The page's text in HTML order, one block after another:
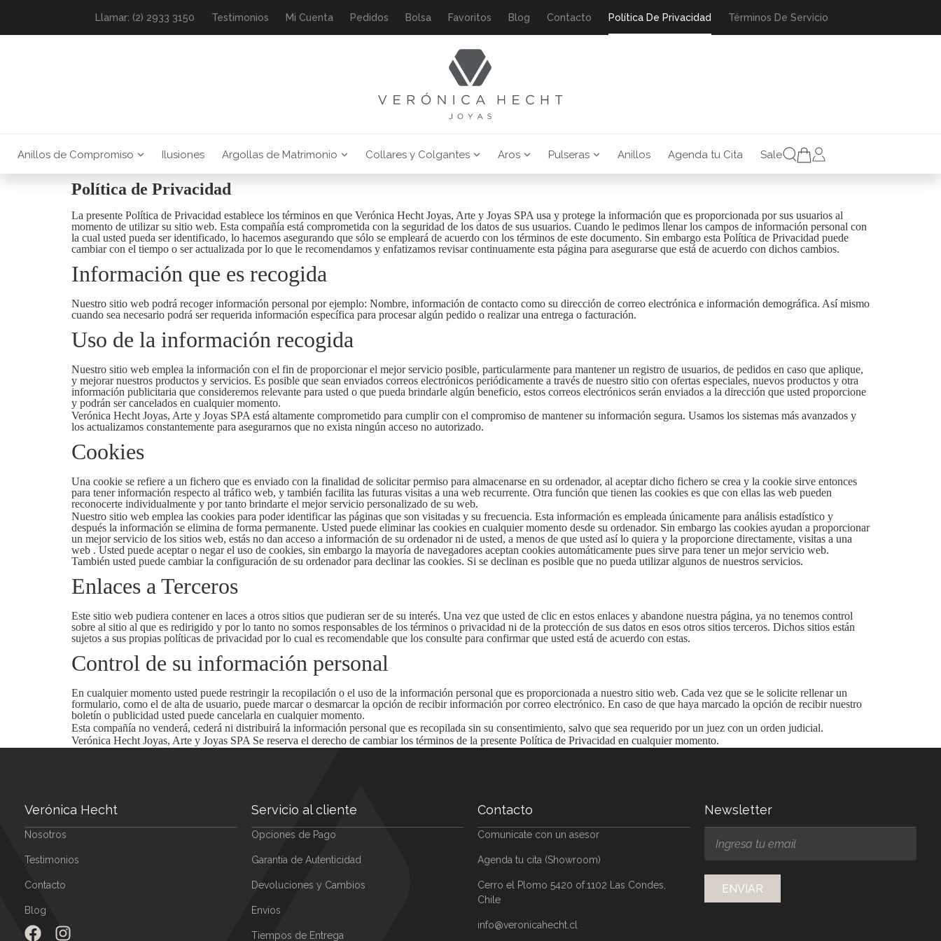
Llamar: (2) 2933 3150 Testimonios Mi Cuenta Pedidos Bolsa Favoritos Blog Contacto Política De Privacidad Términos De Servicio
Anillos de Compromiso Ilusiones Argollas de Matrimonio Collares y Colgantes Aros Pulseras Anillos Agenda tu Cita Sale
Política de Privacidad
La presente Política de Privacidad establece los términos en que Verónica Hecht Joyas, Arte y Joyas SPA usa y protege la información que es proporcionada por sus usuarios al
momento de utilizar su sitio web. Esta compañía está comprometida con la seguridad de los datos de sus usuarios. Cuando le pedimos llenar los campos de información personal con
la cual usted pueda ser identificado, lo hacemos asegurando que sólo se empleará de acuerdo con los términos de este documento. Sin embargo esta Política de Privacidad puede
cambiar con el tiempo o ser actualizada por lo que le recomendamos y enfatizamos revisar continuamente esta página para asegurarse que está de acuerdo con dichos cambios.
Información que es recogida
Nuestro sitio web podrá recoger información personal por ejemplo: Nombre, información de contacto como su dirección de correo electrónica e información demográfica. Así mismo
cuando sea necesario podrá ser requerida información específica para procesar algún pedido o realizar una entrega o facturación.
Uso de la información recogida
Nuestro sitio web emplea la información con el fin de proporcionar el mejor servicio posible, particularmente para mantener un registro de usuarios, de pedidos en caso que aplique,
y mejorar nuestros productos y servicios. Es posible que sean enviados correos electrónicos periódicamente a través de nuestro sitio con ofertas especiales, nuevos productos y otra
información publicitaria que consideremos relevante para usted o que pueda brindarle algún beneficio, estos correos electrónicos serán enviados a la dirección que usted proporcione
y podrán ser cancelados en cualquier momento.
Verónica Hecht Joyas, Arte y Joyas SPA está altamente comprometido para cumplir con el compromiso de mantener su información segura. Usamos los sistemas más avanzados y
los actualizamos constantemente para asegurarnos que no exista ningún acceso no autorizado.
Cookies
Una cookie se refiere a un fichero que es enviado con la finalidad de solicitar permiso para almacenarse en su ordenador, al aceptar dicho fichero se crea y la cookie sirve entonces
para tener información respecto al tráfico web, y también facilita las futuras visitas a una web recurrente. Otra función que tienen las cookies es que con ellas las web pueden
reconocerte individualmente y por tanto brindarte el mejor servicio personalizado de su web.
Nuestro sitio web emplea las cookies para poder identificar las páginas que son visitadas y su frecuencia. Esta información es empleada únicamente para análisis estadístico y
después la información se elimina de forma permanente. Usted puede eliminar las cookies en cualquier momento desde su ordenador. Sin embargo las cookies ayudan a proporcionar
un mejor servicio de los sitios web, estás no dan acceso a información de su ordenador ni de usted, a menos de que usted así lo quiera y la proporcione directamente, visitas a una
web . Usted puede aceptar o negar el uso de cookies, sin embargo la mayoría de navegadores aceptan cookies automáticamente pues sirve para tener un mejor servicio web.
También usted puede cambiar la configuración de su ordenador para declinar las cookies. Si se declinan es posible que no pueda utilizar algunos de nuestros servicios.
Enlaces a Terceros
Este sitio web pudiera contener en laces a otros sitios que pudieran ser de su interés. Una vez que usted de clic en estos enlaces y abandone nuestra página, ya no tenemos control
sobre al sitio al que es redirigido y por lo tanto no somos responsables de los términos o privacidad ni de la protección de sus datos en esos otros sitios terceros. Dichos sitios están
sujetos a sus propias políticas de privacidad por lo cual es recomendable que los consulte para confirmar que usted está de acuerdo con estas.
Control de su información personal
En cualquier momento usted puede restringir la recopilación o el uso de la información personal que es proporcionada a nuestro sitio web. Cada vez que se le solicite rellenar un
formulario, como el de alta de usuario, puede marcar o desmarcar la opción de recibir información por correo electrónico. En caso de que haya marcado la opción de recibir nuestro
boletín o publicidad usted puede cancelarla en cualquier momento.
Esta compañía no venderá, cederá ni distribuirá la información personal que es recopilada sin su consentimiento, salvo que sea requerido por un juez con un orden judicial.
Verónica Hecht Joyas, Arte y Joyas SPA Se reserva el derecho de cambiar los términos de la presente Política de Privacidad en cualquier momento.
Verónica Hecht
Nosotros
Testimonios
Contacto
Blog
Servicio al cliente
Opciones de Pago
Garantía de Autenticidad
Devoluciones y Cambios
Envíos
Tiempos de Entrega
Contacto
Comunicate con un asesor
Agenda tu cita (Showroom)
Cerro el Plomo 5420 of.1102 Las Condes,
Chile
info@veronicahecht.cl
Newsletter
ENVIAR